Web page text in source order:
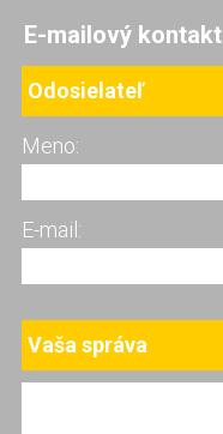
E-mailový kontakt
Odosielateľ
Meno:
E-mail:
Vaša správa